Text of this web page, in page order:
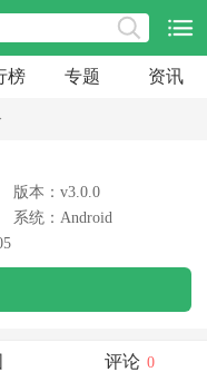
榜 专题 资讯
版本：v3.0.0
系统：Android
评论 0